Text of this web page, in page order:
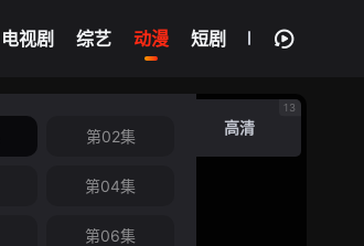
电视剧 综艺 动漫 短剧
第01集
不死者之王第三季
高清
13
第02集
第04集
第06集